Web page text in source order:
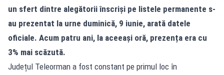
un sfert dintre alegătorii înscriși pe listele permanente s-
au prezentat la urne duminică, 9 iunie, arată datele
oficiale. Acum patru ani, la aceeași oră, prezența era cu
3% mai scăzută.
Județul Teleorman a fost constant pe primul loc în